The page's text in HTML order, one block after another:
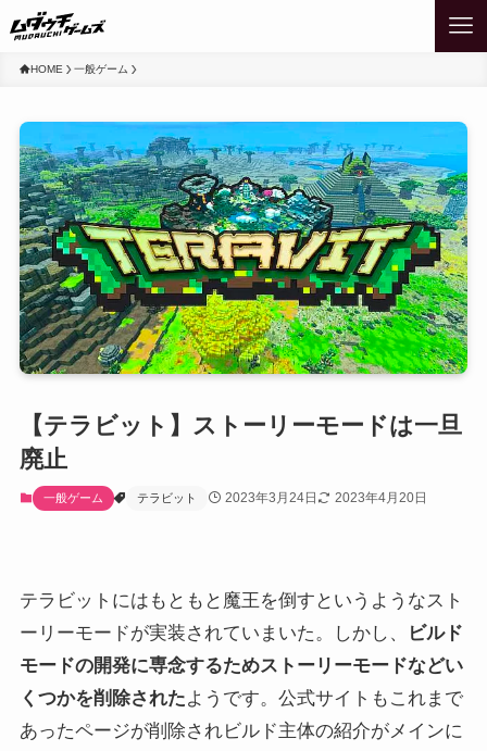
HOME 一般ゲーム
【テラビット】ストーリーモードは一旦
廃止
一般ゲーム テラビット 2023年3月24日 2023年4月20日
テラビットにはもともと魔王を倒すというようなスト
ーリーモードが実装されていまいた。しかし、
ビルド
モードの開発に専念するためストーリーモードなどい
くつかを削除されたようです。公式サイトもこれまで
あったページが削除されビルド主体の紹介がメインに